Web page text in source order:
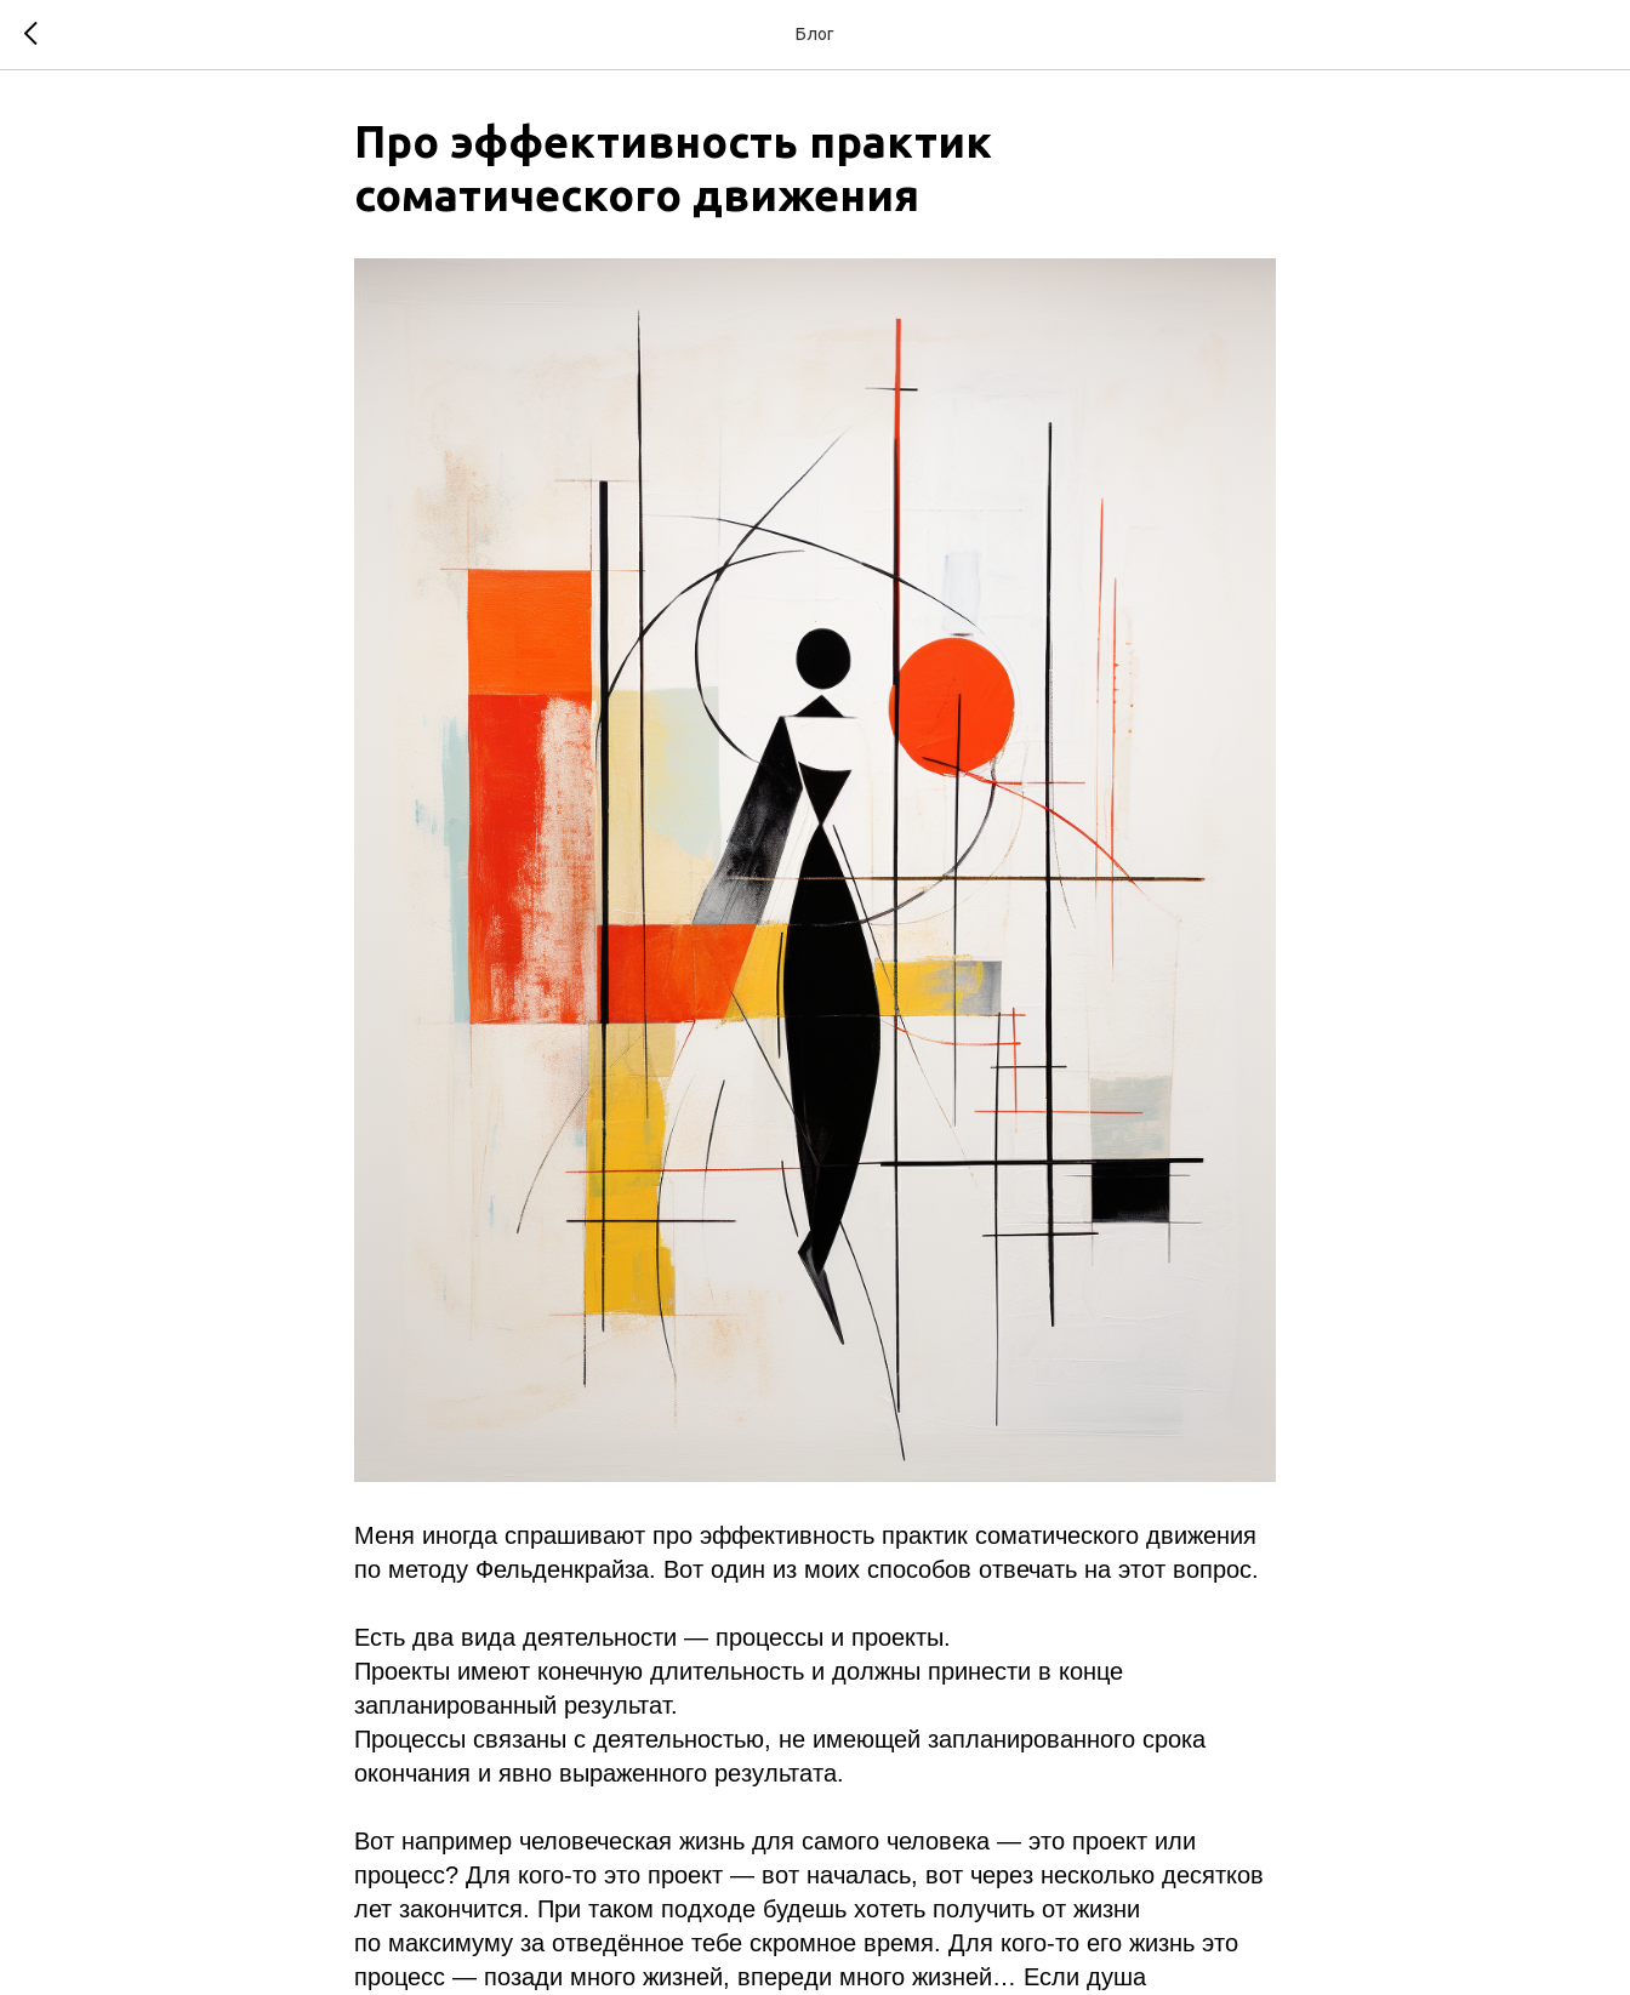
Блог
Про эффективность практик
соматического движения
Меня иногда спрашивают про эффективность практик соматического движения
по методу Фельденкрайза. Вот один из моих способов отвечать на этот вопрос.
Есть два вида деятельности — процессы и проекты.
Проекты имеют конечную длительность и должны принести в конце
запланированный результат.
Процессы связаны с деятельностью, не имеющей запланированного срока
окончания и явно выраженного результата.
Вот например человеческая жизнь для самого человека — это проект или
процесс? Для кого-то это проект — вот началась, вот через несколько десятков
лет закончится. При таком подходе будешь хотеть получить от жизни
по максимуму за отведённое тебе скромное время. Для кого-то его жизнь это
процесс — позади много жизней, впереди много жизней… Если душа